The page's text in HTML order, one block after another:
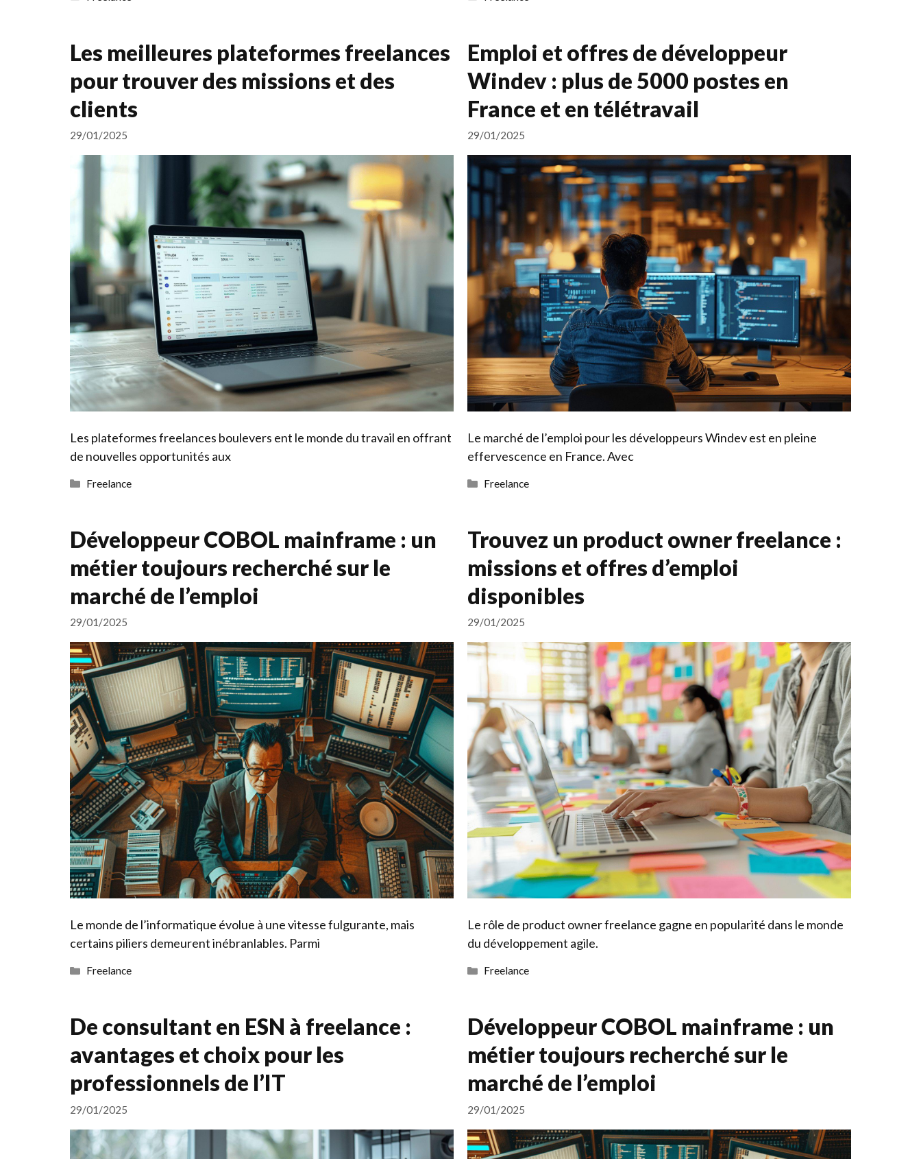
Les meilleures plateformes freelances
pour trouver des missions et des
clients
29/01/2025
Les plateformes freelances boulevers ent le monde du travail en offrant
de nouvelles opportunités aux
Catégories
Freelance
Emploi et offres de développeur
Windev : plus de 5000 postes en
France et en télétravail
29/01/2025
Le marché de l’emploi pour les développeurs Windev est en pleine
effervescence en France. Avec
Catégories
Freelance
Développeur COBOL mainframe : un
métier toujours recherché sur le
marché de l’emploi
29/01/2025
Le monde de l’informatique évolue à une vitesse fulgurante, mais
certains piliers demeurent inébranlables. Parmi
Catégories
Freelance
Trouvez un product owner freelance :
missions et offres d’emploi
disponibles
29/01/2025
Le rôle de product owner freelance gagne en popularité dans le monde
du développement agile.
Catégories
Freelance
De consultant en ESN à freelance :
avantages et choix pour les
professionnels de l’IT
29/01/2025
Développeur COBOL mainframe : un
métier toujours recherché sur le
marché de l’emploi
29/01/2025